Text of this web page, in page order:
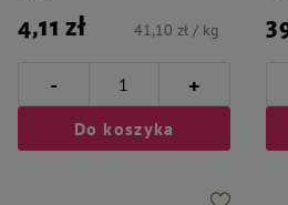
4,11 zł 41,10 zł / kg
- +
Do koszyka